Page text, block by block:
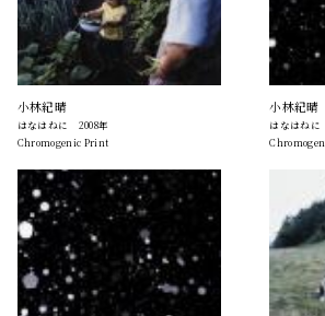
小林紀晴
はなはねに 2008年
Chromogenic Print
小林紀晴
はなはね